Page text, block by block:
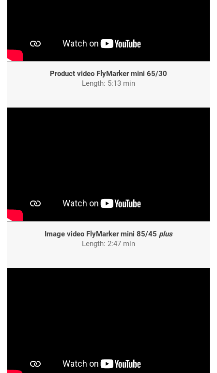
Product video FlyMarker mini 65/30
Length: 5:13 min
Image video FlyMarker mini 85/45 plus
Length: 2:47 min